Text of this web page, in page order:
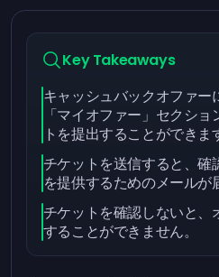
Key Takeaways
キャッシュバックオファー
「マイオファー」セクシ
トを提出することができま
チケットを送信すると、確
を提供するためのメールが
チケットを確認しないと、
することができません。